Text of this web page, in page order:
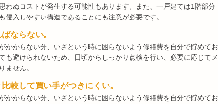
わぬコストが発生する可能性もあります。また、一戸建ては1階部分
入しやすい構造であることにも注意が必要です。
ならない。
かからない分、いざという時に困らないよう修繕費を自分で貯めてお
も避けられないため、日頃からしっかり点検を行い、必要に応じてメ
ません。
較して買い手がつきにくい。
かからない分、いざという時に困らないよう修繕費を自分で貯めてお